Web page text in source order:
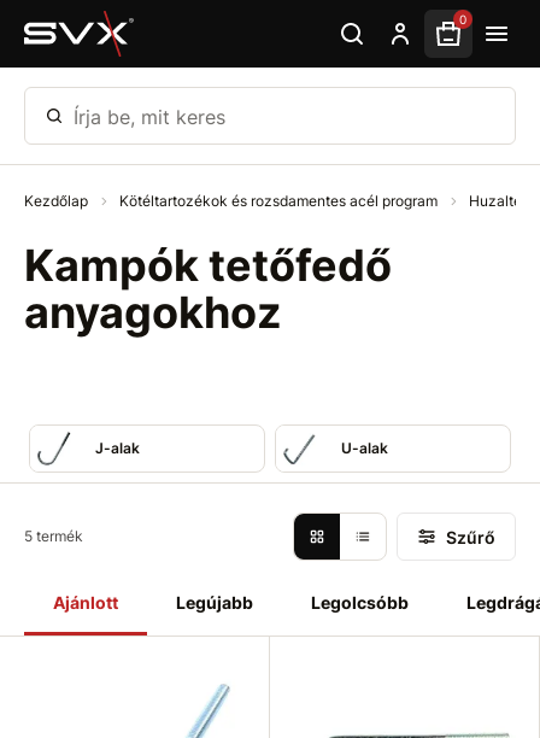
Ugrás az oldal fő részéhez 0
Írja be, mit keres
Kezdőlap Kötéltartozékok és rozsdamentes acél program
Kampók tetőfedő
anyagokhoz
J-alak U-alak
Ajánlott Legújabb Legolcsóbb
5 termék Szűrő